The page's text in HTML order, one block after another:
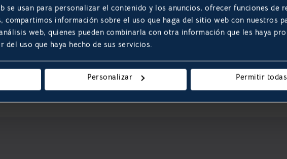
se usan para personalizar el contenido y los anuncios, ofrecer funciones de
compartimos información sobre el uso que haga del sitio web con nuestros
web, quienes pueden combinarla con otra información que les haya
del uso que haya hecho de sus servicios.
Personalizar Permitir todas
or-allow-cookies
adreçar-vos comercial@develoop.net